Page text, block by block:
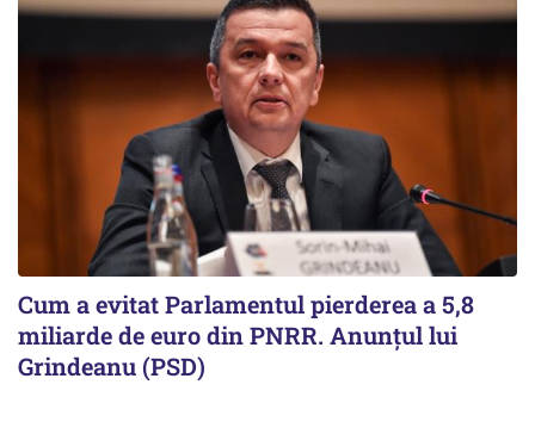
Cum a evitat Parlamentul pierderea a 5,8
miliarde de euro din PNRR. Anunțul lui
Grindeanu (PSD)